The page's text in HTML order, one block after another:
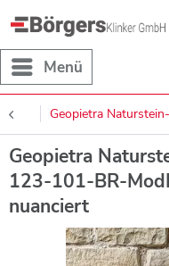
Menü
Geopietra
Geopietra
123-101-BR-
nuanciert